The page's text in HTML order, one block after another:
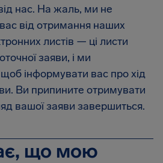
нас. На жаль, ми не
від отримання наших
листів — ці листи
заяви, і ми
інформувати вас про хід
Ви припините отримувати
вашої заяви завершиться.
що мою